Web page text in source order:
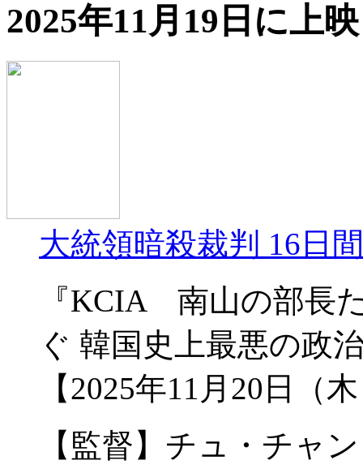
2025年11月19日に上
大統領暗殺裁判 16日
『KCIA 南山の部長
ぐ 韓国史上最悪の政
【2025年11月20日（
【監督】チュ・チャ